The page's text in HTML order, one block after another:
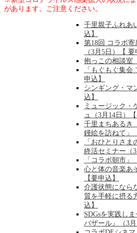
があります。ご注意ください。
千里親子ふれあ
込】
第18回 コラボ寄
（3月5日）【 要
抱っこの相談室
「もぐもぐ集
申込】
シンギング・マ
込】
ミュージック・
ュ（3月14日）【
千里まちあるき
鏝絵を訪ねて」
「おひとりさま
終活セミナー（3
「コラボ朝市」
心と体の音楽あ
【要申込】
介護状態になら
質を手軽に摂る
込】
SDGsを実践し
バザール』（3月